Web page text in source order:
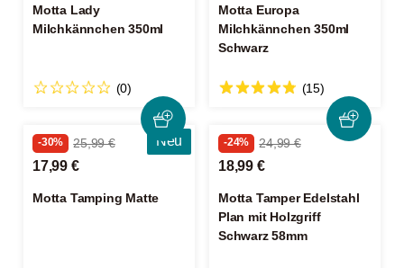
Motta Lady
Milchkännchen 350ml
(0)
Motta Europa
Milchkännchen 350ml
Schwarz
(15)
Neu
-30% 25,99 €
17,99 €
Motta Tamping Matte
-24% 24,99 €
18,99 €
Motta Tamper Edelstahl
Plan mit Holzgriff
Schwarz 58mm